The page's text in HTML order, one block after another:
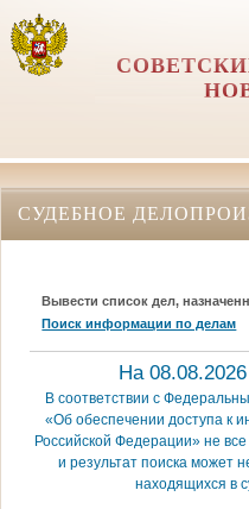
СУДЕБНОЕ
Вывести список дел,
Поиск информации по делам
На
В соответствии с
«Об обеспечении доступа к
Российской Федерации» не
и результат поиска может
находящихся в